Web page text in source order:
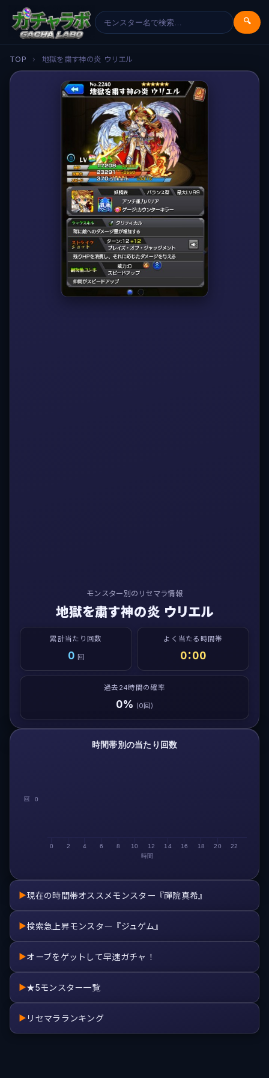
🔍
TOP › 地獄を粛す神の炎 ウリエル
モンスター別のリセマラ情報
地獄を粛す神の炎 ウリエル
累計当たり回数
0 回
よく当たる時間帯
0：00
過去24時間の確率
0% (0回)
時間
回
時間帯別の当たり回数
0 2 4 6 8 10 12 14 16 18 20 22
0
▶現在の時間帯オススメモンスター『禪院真希』
▶検索急上昇モンスター『ジュゲム』
▶オーブをゲットして早速ガチャ！
▶★5モンスター一覧
▶ リセマラランキング